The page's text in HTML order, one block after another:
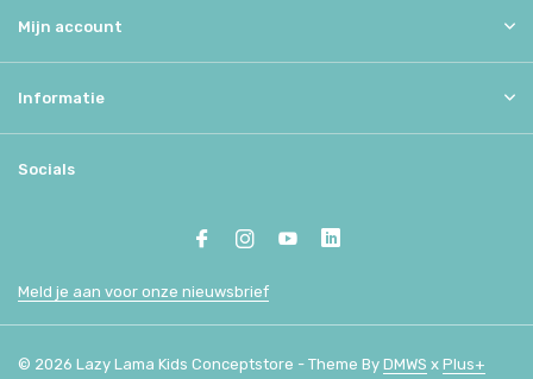
Mijn account
Informatie
Socials
Meld je aan voor onze nieuwsbrief
© 2026 Lazy Lama Kids Conceptstore - Theme By DMWS x Plus+